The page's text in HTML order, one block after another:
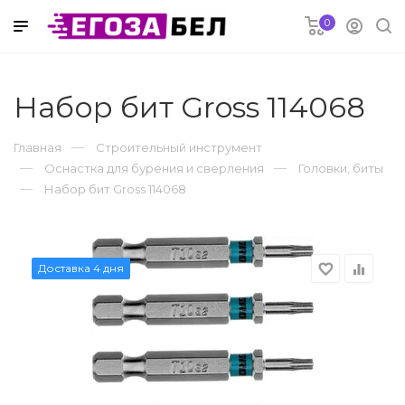
0
Набор бит Gross 114068
Главная
Строительный инструмент
Оснастка для бурения и сверления
Головки, биты
Набор бит Gross 114068
Доставка 4 дня favorite_border equalizer